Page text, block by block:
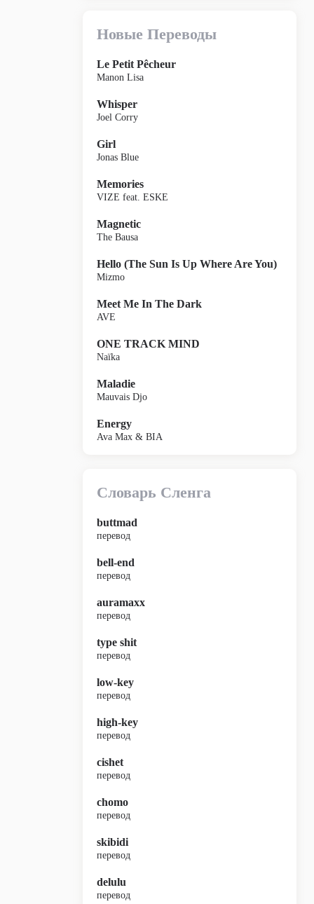
Новые Переводы
Le Petit Pêcheur
Manon Lisa
Whisper
Joel Corry
Girl
Jonas Blue
Memories
VIZE feat. ESKE
Magnetic
The Bausa
Hello (The Sun Is Up Where Are You)
Mizmo
Meet Me In The Dark
AVE
ONE TRACK MIND
Naïka
Maladie
Mauvais Djo
Energy
Ava Max & BIA
Словарь Сленга
buttmad
перевод
bell-end
перевод
auramaxx
перевод
type shit
перевод
low-key
перевод
high-key
перевод
cishet
перевод
chomo
перевод
skibidi
перевод
delulu
перевод